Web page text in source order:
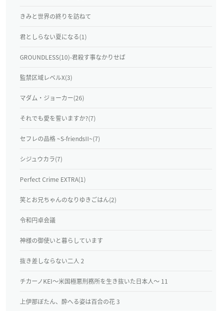
きみと世界の終りを訪ねて
君としらない夏になる(1)
GROUNDLESS(10)-君殺す事なかりせば
監禁区域レベルX(3)
マダム・ジョーカー(26)
それでも愛を誓いますか?(7)
セフレの品格 ~S-friendsII~(7)
シジュウカラ(7)
Perfect Crime EXTRA(1)
笑とお兄ちゃんのなりゆきごはん(2)
令和円卓会議
神様の御使いと暮らしています
抜き差しならない二人 2
チカーノKEI～米国極悪刑務所を生き抜いた日本人～ 11
上伊那ぼたん、酔へる姿は百合の花 3